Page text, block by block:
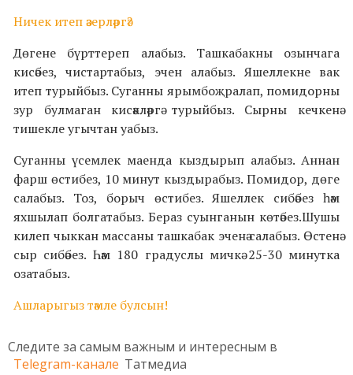
Ничек итеп әзерләргә?
Дөгене бүрттереп алабыз. Ташкабакны озынчага
кисәбез, чистартабыз, эчен алабыз. Яшеллекне вак
итеп турыйбыз. Суганны ярымбоҗралап, помидорны
зур булмаган кисәкләргә турыйбыз. Сырны кечкенә
тишекле угычтан уабыз.
Суганны үсемлек маенда кыздырып алабыз. Аннан
фарш өстибез, 10 минут кыздырабыз. Помидор, дөге
салабыз. Тоз, борыч өстибез. Яшеллек сибәбез һәм
яхшылап болгатабыз. Бераз суынганын көтәбез.Шушы
килеп чыккан массаны ташкабак эченә салабыз. Өстенә
сыр сибәбез. Һәм 180 градуслы мичкә 25-30 минутка
озатабыз.
Ашларыгыз тәмле булсын!
Следите за самым важным и интересным в
Telegram-канале Татмедиа